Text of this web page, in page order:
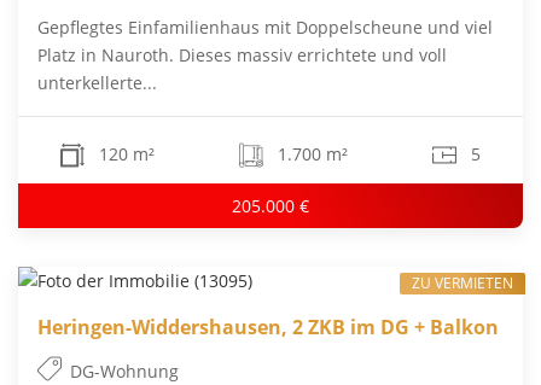
Gepflegtes Einfamilienhaus mit Doppelscheune und viel
Platz in Nauroth. Dieses massiv errichtete und voll
unterkellerte...
120 m² 1.700 m² 5
205.000 €
Heringen-Widdershausen, 2 ZKB im DG + Balkon
DG-Wohnung
ZU VERMIETEN